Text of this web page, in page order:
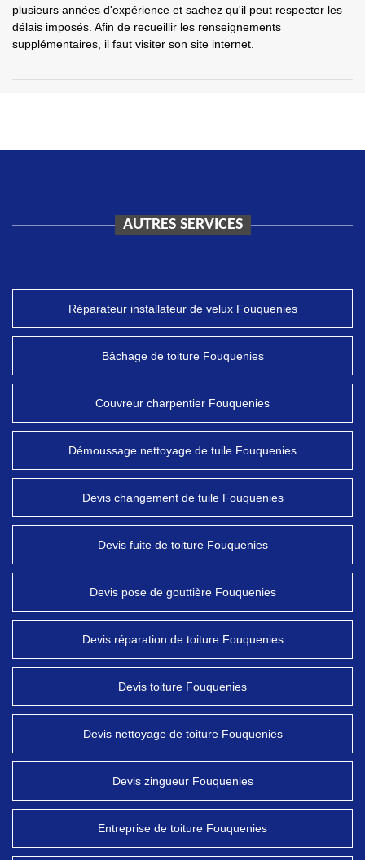
plusieurs années d'expérience et sachez qu'il peut respecter les
délais imposés. Afin de recueillir les renseignements
supplémentaires, il faut visiter son site internet.
AUTRES SERVICES
Réparateur installateur de velux Fouquenies
Bâchage de toiture Fouquenies
Couvreur charpentier Fouquenies
Démoussage nettoyage de tuile Fouquenies
Devis changement de tuile Fouquenies
Devis fuite de toiture Fouquenies
Devis pose de gouttière Fouquenies
Devis réparation de toiture Fouquenies
Devis toiture Fouquenies
Devis nettoyage de toiture Fouquenies
Devis zingueur Fouquenies
Entreprise de toiture Fouquenies